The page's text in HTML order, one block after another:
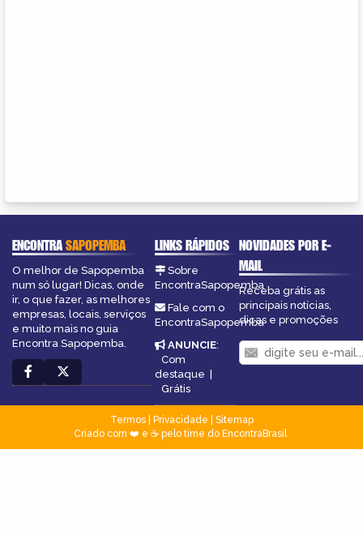
ENCONTRASAPOPEMBA
O melhor de Sapopemba
num só lugar! Dicas, onde
ir, o que fazer, as melhores
empresas, locais, serviços
e muito mais no guia
Encontra Sapopemba.
LINKS RÁPIDOS
Sobre
EncontraSapopemba
Fale com o
EncontraSapopemba
ANUNCIE:
Com
destaque |
Grátis
NOVIDADES POR E-
MAIL
Receba grátis as
principais notícias,
dicas e promoções
Termos| Privacidade
Sitemap
Criado com ❤️ e ☕ pelo time do EncontraBrasil